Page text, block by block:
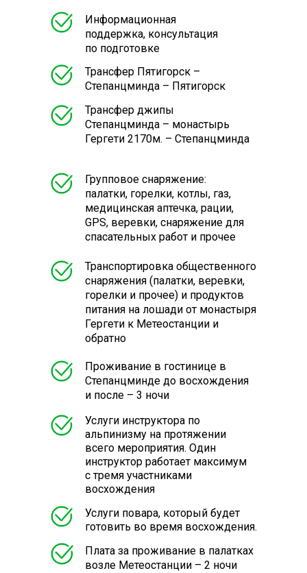
Информационная
поддержка, консультация
по подготовке
Трансфер джипы
Степанцминда – монастырь
Гергети 2170м. – Степанцминда
Проживание в гостинице в
Степанцминде до восхождения
и после – 3 ночи
Услуги инструктора по
альпинизму на протяжении
всего мероприятия. Один
инструктор работает максимум
с тремя участниками
восхождения
Услуги повара, который будет
готовить во время восхождения.
Групповое снаряжение:
палатки, горелки, котлы, газ,
медицинская аптечка, рации,
GPS, веревки, снаряжение для
спасательных работ и прочее
Плата за проживание в палатках
возле Метеостанции – 2 ночи
Транспортировка общественного
снаряжения (палатки, веревки,
горелки и прочее) и продуктов
питания на лошади от монастыря
Гергети к Метеостанции и
обратно
Трансфер Пятигорск –
Степанцминда – Пятигорск